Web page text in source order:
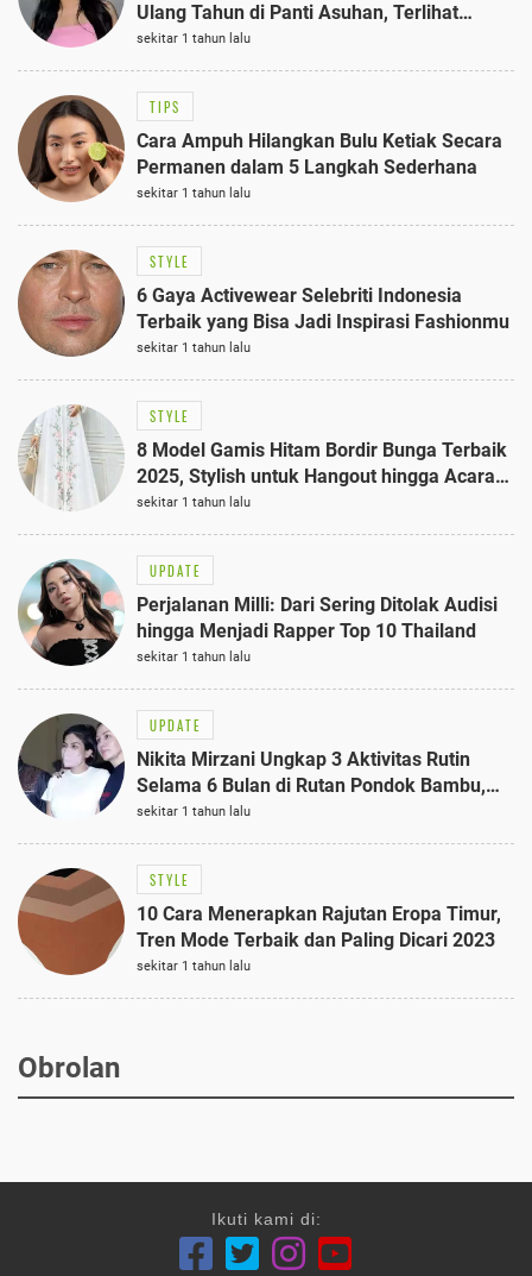
Ulang Tahun di Panti Asuhan, Terlihat
Anggun dengan Kaftan Cokelat
sekitar 1 tahun lalu
TIPS
Cara Ampuh Hilangkan Bulu Ketiak Secara
Permanen dalam 5 Langkah Sederhana
sekitar 1 tahun lalu
STYLE
6 Gaya Activewear Selebriti Indonesia
Terbaik yang Bisa Jadi Inspirasi Fashionmu
sekitar 1 tahun lalu
STYLE
8 Model Gamis Hitam Bordir Bunga Terbaik
2025, Stylish untuk Hangout hingga Acara
Semi-Formal
sekitar 1 tahun lalu
UPDATE
Perjalanan Milli: Dari Sering Ditolak Audisi
hingga Menjadi Rapper Top 10 Thailand
sekitar 1 tahun lalu
UPDATE
Nikita Mirzani Ungkap 3 Aktivitas Rutin
Selama 6 Bulan di Rutan Pondok Bambu,
Terungkap!
sekitar 1 tahun lalu
STYLE
10 Cara Menerapkan Rajutan Eropa Timur,
Tren Mode Terbaik dan Paling Dicari 2023
sekitar 1 tahun lalu
Obrolan
Ikuti kami di: